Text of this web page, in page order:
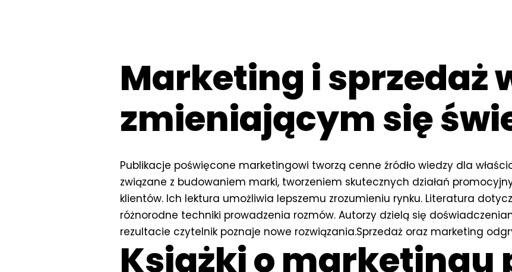
Marketing i sprzedaż
zmieniającym się
Publikacje poświęcone marketingowi tworzą cenne źródło wiedzy dla
związane z budowaniem marki, tworzeniem skutecznych działań
klientów. Ich lektura umożliwia lepszemu zrozumieniu rynku. Literatura
różnorodne techniki prowadzenia rozmów. Autorzy dzielą się
rezultacie czytelnik poznaje nowe rozwiązania.Sprzedaż oraz marketing
Książki o marketingu